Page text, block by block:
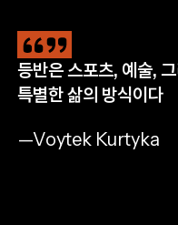
등반은 스포츠, 예술,
특별한 삶의 방식이다
—Voytek Kurtyka
CLIMB
완등을 위한 필수 장비
SHOP NOW
HIKE
자연으로 나아갈 완벽한 준비
SHOP NOW
RUN
멈추지 않는 산악 트레일 러닝
SHOP NOW
APPAREL
모든 아웃도어 모험을 위해
SHOP MEN'S